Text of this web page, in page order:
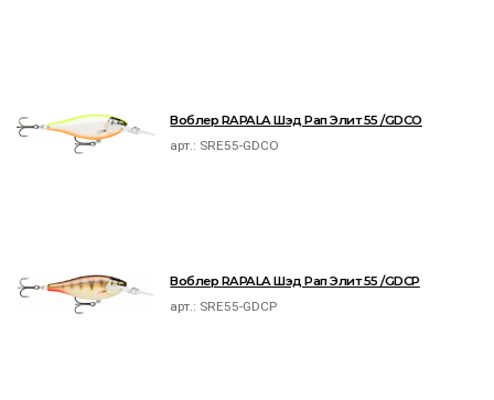
Воблер RAPALA Шэд Рап Элит 55 /GDCO
арт.: SRE55-GDCO
Воблер RAPALA Шэд Рап Элит 55 /GDCP
арт.: SRE55-GDCP